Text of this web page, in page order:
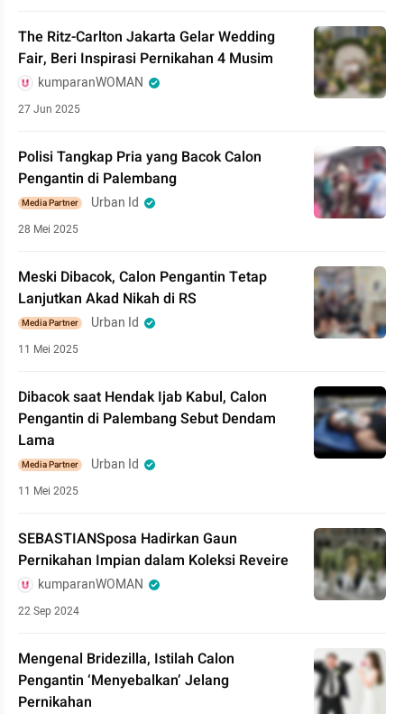
The Ritz-Carlton Jakarta Gelar Wedding
Fair, Beri Inspirasi Pernikahan 4 Musim
kumparanWOMAN
27 Jun 2025
Polisi Tangkap Pria yang Bacok Calon
Pengantin di Palembang
Media Partner Urban Id
28 Mei 2025
Meski Dibacok, Calon Pengantin Tetap
Lanjutkan Akad Nikah di RS
Media Partner Urban Id
11 Mei 2025
Dibacok saat Hendak Ijab Kabul, Calon
Pengantin di Palembang Sebut Dendam
Lama
Media Partner Urban Id
11 Mei 2025
SEBASTIANSposa Hadirkan Gaun
Pernikahan Impian dalam Koleksi Reveire
kumparanWOMAN
22 Sep 2024
Mengenal Bridezilla, Istilah Calon
Pengantin ‘Menyebalkan’ Jelang
Pernikahan